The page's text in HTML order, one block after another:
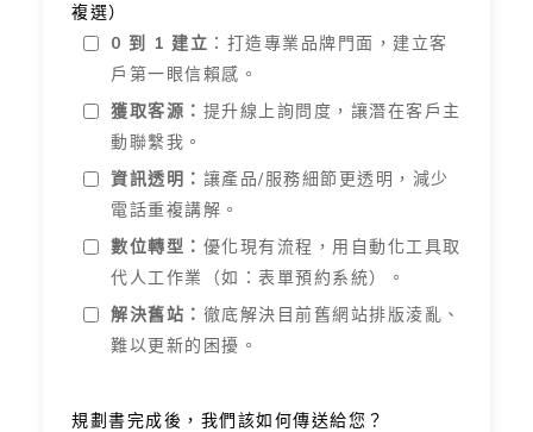
複選）
0 到 1 建立 ：打造專業品牌門面，建立客
戶第一眼信賴感。
獲取客源： 提升線上詢問度，讓潛在客戶主
動聯繫我。
資訊透明： 讓產品/服務細節更透明，減少
電話重複講解。
數位轉型： 優化現有流程，用自動化工具取
代人工作業（如：表單預約系統）。
解決舊站： 徹底解決目前舊網站排版淩亂、
難以更新的困擾。
規劃書完成後，我們該如何傳送給您？